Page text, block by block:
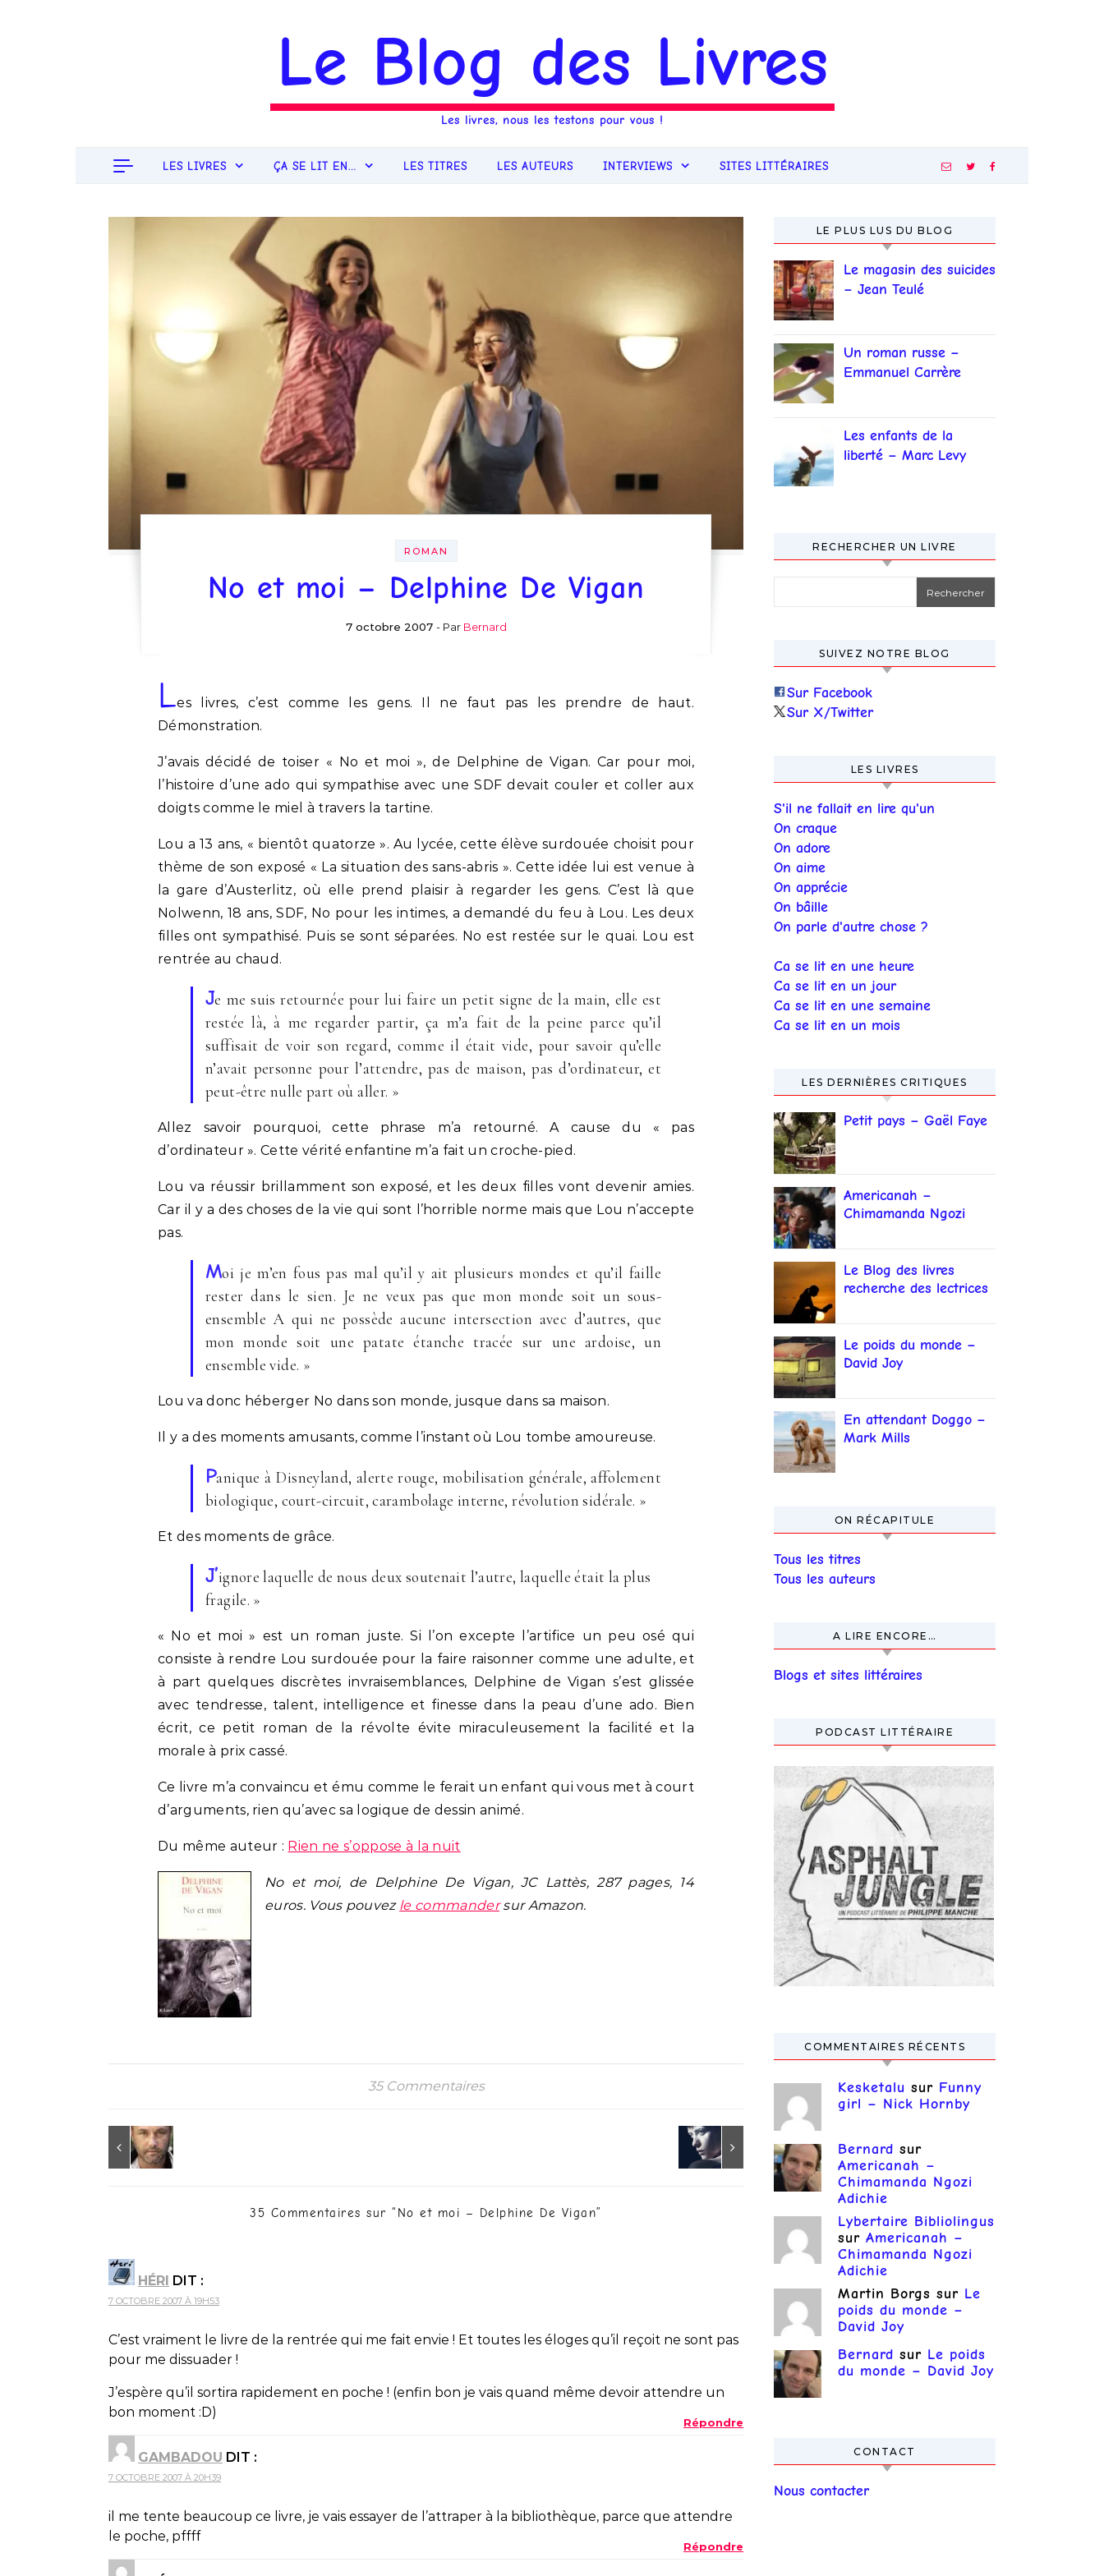
Le Blog des Livres
Les livres, nous les testons pour vous !
LES LIVRES ÇA SE LIT EN… LES TITRES LES AUTEURS INTERVIEWS SITES LITTÉRAIRES
ROMAN
No et moi – Delphine De Vigan
7 octobre 2007 - Par Bernard
Les livres, c’est comme les gens. Il ne faut pas les prendre de haut.
Démonstration.
J’avais décidé de toiser « No et moi », de Delphine de Vigan. Car pour moi,
l’histoire d’une ado qui sympathise avec une SDF devait couler et coller aux
doigts comme le miel à travers la tartine.
Lou a 13 ans, « bientôt quatorze ». Au lycée, cette élève surdouée choisit pour
thème de son exposé « La situation des sans-abris ». Cette idée lui est venue à
la gare d’Austerlitz, où elle prend plaisir à regarder les gens. C’est là que
Nolwenn, 18 ans, SDF, No pour les intimes, a demandé du feu à Lou. Les deux
filles ont sympathisé. Puis se sont séparées. No est restée sur le quai. Lou est
rentrée au chaud.
Je me suis retournée pour lui faire un petit signe de la main, elle est
restée là, à me regarder partir, ça m’a fait de la peine parce qu’il
suffisait de voir son regard, comme il était vide, pour savoir qu’elle
n’avait personne pour l’attendre, pas de maison, pas d’ordinateur, et
peut-être nulle part où aller. »
Allez savoir pourquoi, cette phrase m’a retourné. A cause du « pas
d’ordinateur ». Cette vérité enfantine m’a fait un croche-pied.
Lou va réussir brillamment son exposé, et les deux filles vont devenir amies.
Car il y a des choses de la vie qui sont l’horrible norme mais que Lou n’accepte
pas.
Moi je m’en fous pas mal qu’il y ait plusieurs mondes et qu’il faille
rester dans le sien. Je ne veux pas que mon monde soit un sous-
ensemble A qui ne possède aucune intersection avec d’autres, que
mon monde soit une patate étanche tracée sur une ardoise, un
ensemble vide. »
Lou va donc héberger No dans son monde, jusque dans sa maison.
Il y a des moments amusants, comme l’instant où Lou tombe amoureuse.
Panique à Disneyland, alerte rouge, mobilisation générale, affolement
biologique, court-circuit, carambolage interne, révolution sidérale. »
Et des moments de grâce.
J’ignore laquelle de nous deux soutenait l’autre, laquelle était la plus
fragile. »
« No et moi » est un roman juste. Si l’on excepte l’artifice un peu osé qui
consiste à rendre Lou surdouée pour la faire raisonner comme une adulte, et
à part quelques discrètes invraisemblances, Delphine de Vigan s’est glissée
avec tendresse, talent, intelligence et finesse dans la peau d’une ado. Bien
écrit, ce petit roman de la révolte évite miraculeusement la facilité et la
morale à prix cassé.
Ce livre m’a convaincu et ému comme le ferait un enfant qui vous met à court
d’arguments, rien qu’avec sa logique de dessin animé.
Du même auteur : Rien ne s’oppose à la nuit
No et moi, de Delphine De Vigan, JC Lattès, 287 pages, 14
euros. Vous pouvez le commandersur Amazon.
35 Commentaires
35 Commentaires sur “ No et moi – Delphine De Vigan”
HÉRI DIT :
7 OCTOBRE 2007 À 19H53
C’est vraiment le livre de la rentrée qui me fait envie ! Et toutes les éloges qu’il reçoit ne sont pas
pour me dissuader !
J’espère qu’il sortira rapidement en poche ! (enfin bon je vais quand même devoir attendre un
bon moment :D)
Répondre
GAMBADOU DIT :
7 OCTOBRE 2007 À 20H39
il me tente beaucoup ce livre, je vais essayer de l’attraper à la bibliothèque, parce que attendre
le poche, pffff
Répondre
LE PLUS LUS DU BLOG
Le magasin des suicides
– Jean Teulé
Un roman russe –
Emmanuel Carrère
Les enfants de la
liberté – Marc Levy
RECHERCHER UN LIVRE
SUIVEZ NOTRE BLOG
Sur Facebook
Sur X/Twitter
LES LIVRES
S'il ne fallait en lire qu'un
On craque
On adore
On aime
On apprécie
On bâille
On parle d'autre chose ?
Ca se lit en une heure
Ca se lit en un jour
Ca se lit en une semaine
Ca se lit en un mois
LES DERNIÈRES CRITIQUES
Petit pays – Gaël Faye
Americanah –
Chimamanda Ngozi
Le Blog des livres
recherche des lectrices
Le poids du monde –
David Joy
En attendant Doggo –
Mark Mills
ON RÉCAPITULE
Tous les titres
Tous les auteurs
A LIRE ENCORE…
Blogs et sites littéraires
PODCAST LITTÉRAIRE
COMMENTAIRES RÉCENTS
Kesketalu sur Funny
girl – Nick Hornby
Bernard sur
Americanah –
Chimamanda Ngozi
Adichie
Lybertaire Bibliolingus
sur Americanah –
Chimamanda Ngozi
Adichie
Martin Borgs sur Le
poids du monde –
David Joy
Bernard sur Le poids
du monde – David Joy
CONTACT
Nous contacter